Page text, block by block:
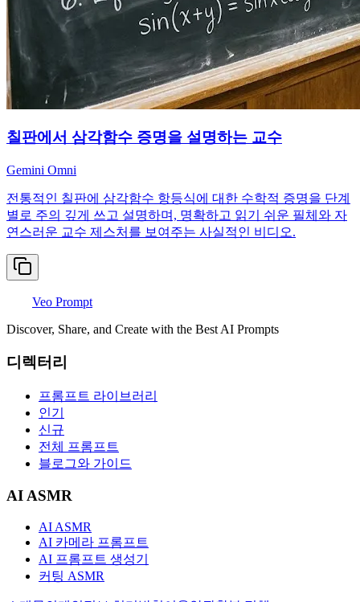
칠판에서 삼각함수 증명을 설명하는 교수
Gemini Omni
전통적인 칠판에 삼각함수 항등식에 대한 수학적 증명을 단계
별로 주의 깊게 쓰고 설명하며, 명확하고 읽기 쉬운 필체와 자
연스러운 교수 제스처를 보여주는 사실적인 비디오.
Veo Prompt
Discover, Share, and Create with the Best AI Prompts
디렉터리
프롬프트 라이브러리
인기
신규
전체 프롬프트
블로그와 가이드
AI ASMR
AI ASMR
AI 카메라 프롬프트
AI 프롬프트 생성기
커팅 ASMR